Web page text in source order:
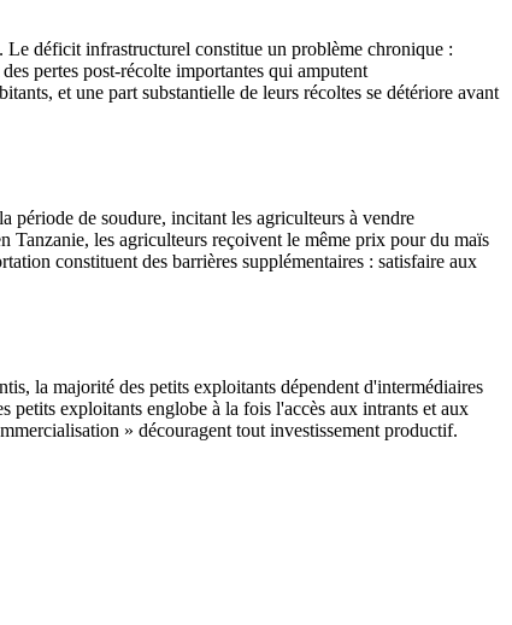
Le déficit infrastructurel constitue un problème chronique :
pertes post-récolte importantes qui amputent
et une part substantielle de leurs récoltes se détériore avant
période de soudure, incitant les agriculteurs à vendre
Tanzanie, les agriculteurs reçoivent le même prix pour du maïs
constituent des barrières supplémentaires : satisfaire aux
la majorité des petits exploitants dépendent d'intermédiaires
petits exploitants englobe à la fois l'accès aux intrants et aux
» découragent tout investissement productif.